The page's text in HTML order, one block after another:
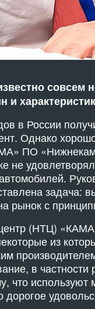
совсем
и
в России
Однако
ПО
не
задача:
рынок с
(НТЦ)
из
в
что
дорогое